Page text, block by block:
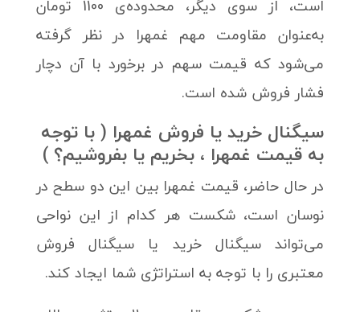
است، از سوی دیگر، محدوده‌ی 1100 تومان
به‌عنوان مقاومت مهم غمهرا در نظر گرفته
می‌شود که قیمت سهم در برخورد با آن دچار
فشار فروش شده است.
سیگنال خرید یا فروش غمهرا ( با توجه
به قیمت غمهرا ، بخریم یا بفروشیم؟ )
در حال حاضر، قیمت غمهرا بین این دو سطح در
نوسان است، شکست هر کدام از این نواحی
می‌تواند سیگنال خرید یا سیگنال فروش
معتبری را با توجه به استراتژی شما ایجاد کند.